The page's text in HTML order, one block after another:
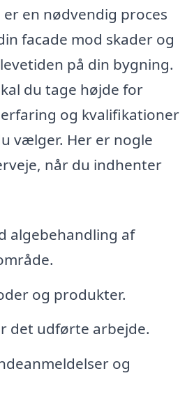
en nødvendig proces
facade mod skader og
på din bygning.
du tage højde for
og kvalifikationer
vælger. Her er nogle
når du indhenter
algebehandling af
og produkter.
det udførte arbejde.
og